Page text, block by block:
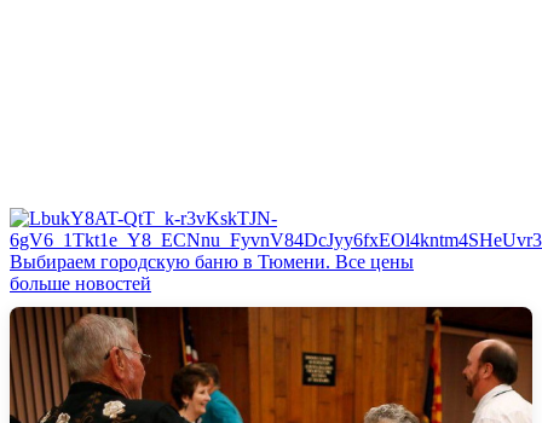
Выбираем городскую баню в Тюмени. Все цены
больше новостей